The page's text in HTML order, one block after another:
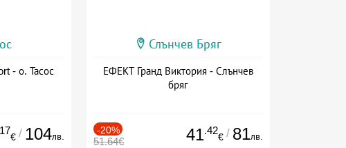
- о. Тасос
€ / 104лв.
Слънчев Бряг
ЕФЕКТ Гранд Виктория - Слънчев
бряг
-20%
51.64€ 41.42
€ / 81лв.